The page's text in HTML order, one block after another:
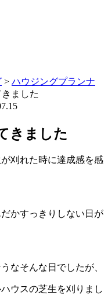
> ハウジングプランナ
ました
きました
刈れた時に達成感を感
かすっきりしない日が
なそんな日でしたが、
ウスの芝生を刈りまし